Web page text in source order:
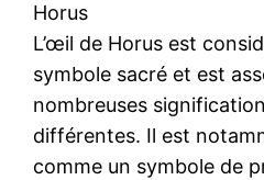
Horus
L’œil de Horus est
symbole sacré et est
nombreuses
différentes. Il est
comme un symbole de